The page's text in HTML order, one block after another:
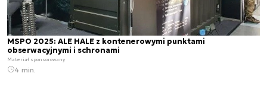
MSPO 2025: ALE HALE z kontenerowymi punktami
obserwacyjnymi i schronami
Materiał sponsorowany
4 min.